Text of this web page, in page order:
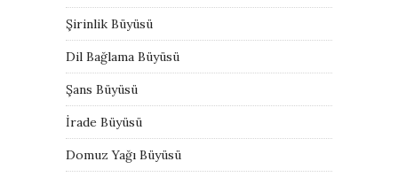
Şirinlik Büyüsü
Dil Bağlama Büyüsü
Şans Büyüsü
İrade Büyüsü
Domuz Yağı Büyüsü